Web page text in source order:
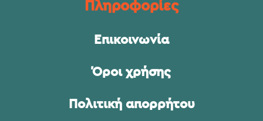
Πληροφορίες
Επικοινωνία
Όροι χρήσης
Πολιτική απορρήτου